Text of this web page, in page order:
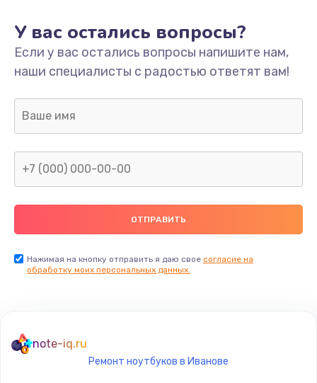
У вас остались вопросы?
Если у вас остались вопросы напишите нам,
наши специалисты с радостью ответят вам!
Нажимая на кнопку отправить я даю свое согласие на
обработку моих персональных данных.
note-iq.ru
Ремонт ноутбуков в Иванове